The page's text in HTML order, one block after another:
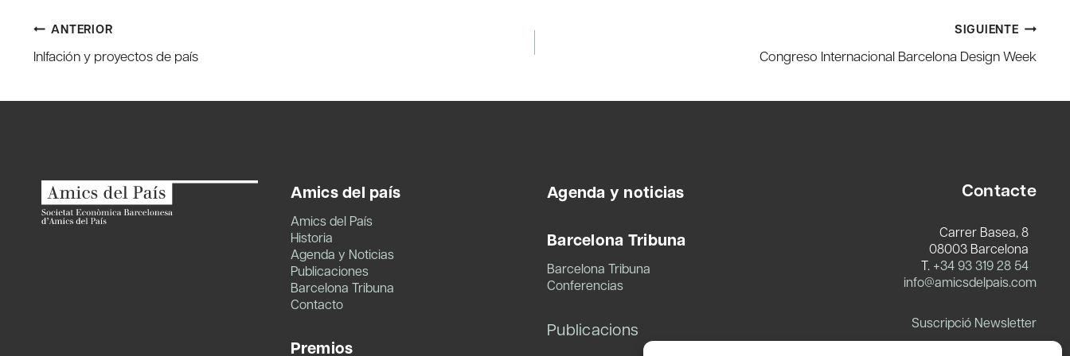
Navegación
de
entradas
ANTERIOR
Inlfación y proyectos de país
SIGUIENTE
Congreso Internacional Barcelona Design Week
Amics del país
Amics del País
Historia
Agenda y Noticias
Publicaciones
Barcelona Tribuna
Contacto
Premios
Agenda y noticias
Barcelona Tribuna
Barcelona Tribuna
Conferencias
Publicacions
Contacte
Carrer Basea, 8
08003 Barcelona
T. +34 93 319 28 54
info@amicsdelpais.com
Suscripció Newsletter